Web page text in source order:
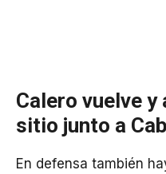
Calero vuelve
sitio junto a
En defensa también